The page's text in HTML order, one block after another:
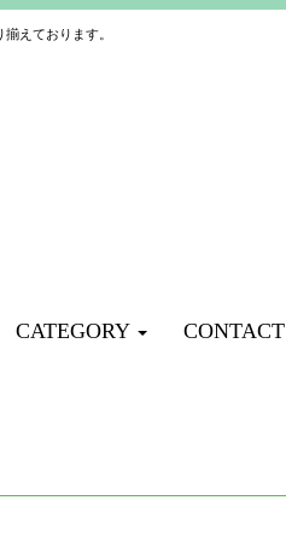
えております。
CATEGORY CONTACT